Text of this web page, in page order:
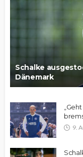
Schalke
Dänemark
9.